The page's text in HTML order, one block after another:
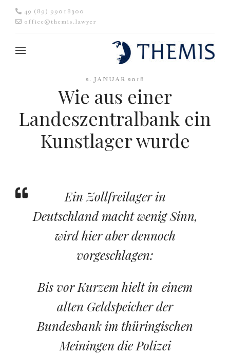
49 (89) 99018300
office@themis.lawyer
2. JANUAR 2018
Wie aus einer
Landeszentralbank ein
Kunstlager wurde
Ein Zollfreilager in
Deutschland macht wenig Sinn,
wird hier aber dennoch
vorgeschlagen:
Bis vor Kurzem hielt in einem
alten Geldspeicher der
Bundesbank im thüringischen
Meiningen die Polizei